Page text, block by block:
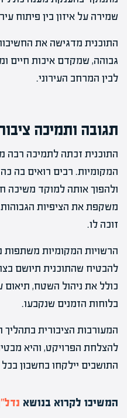
שמירה על איזון בין פיתוח
התוכנית מדגישה את
גבוהה, שמקדם איכות חיים
לבין המרחב העירוני.
תגובה ותמיכה
התוכנית זכתה לתמיכה רבה
המקומיות. רבים רואים בה
ולהפוך אותה למוקד משיכה
משקפת את הציפיות
זוכה לו.
הרשויות המקומיות משתפות
להבטיח שהתוכנית תיושם
כולל את ניהול השטח,
בלוחות הזמנים שנקבעו.
המעורבות הציבורית בתהליך
להצלחת הפרויקט, והיא
התושבים יילקחו בחשבון
המשיכו לקרוא בנושא